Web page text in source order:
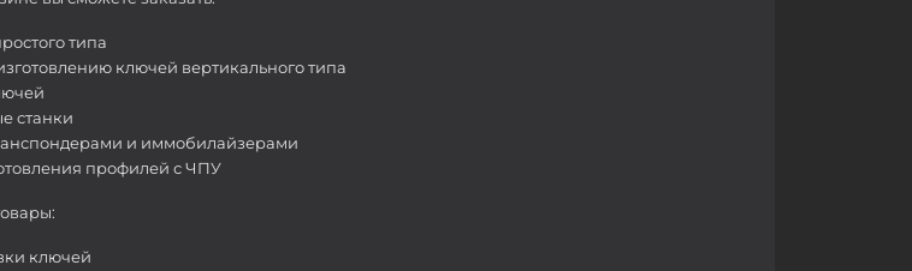
типа
ключей вертикального типа
станки
и иммобилайзерами
профилей с ЧПУ
ключей